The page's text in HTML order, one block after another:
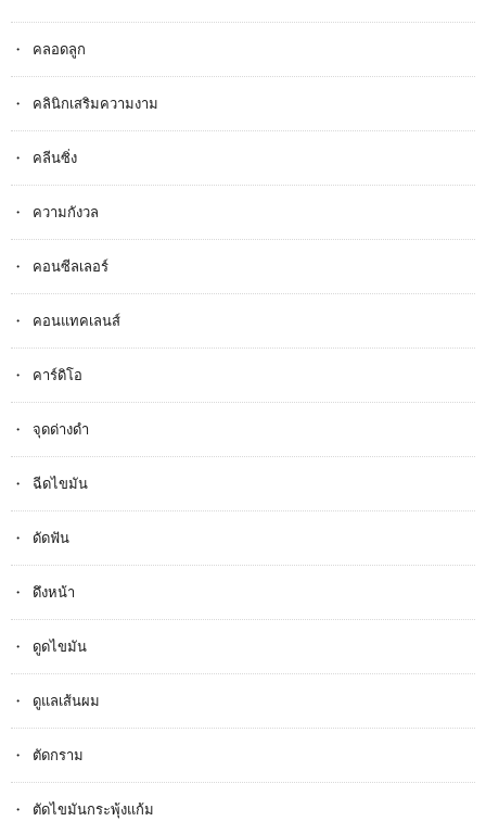
คลอดลูก
คลินิกเสริมความงาม
คลีนซิ่ง
ความกังวล
คอนซีลเลอร์
คอนแทคเลนส์
คาร์ดิโอ
จุดด่างดำ
ฉีดไขมัน
ดัดฟัน
ดึงหน้า
ดูดไขมัน
ดูแลเส้นผม
ตัดกราม
ตัดไขมันกระพุ้งแก้ม